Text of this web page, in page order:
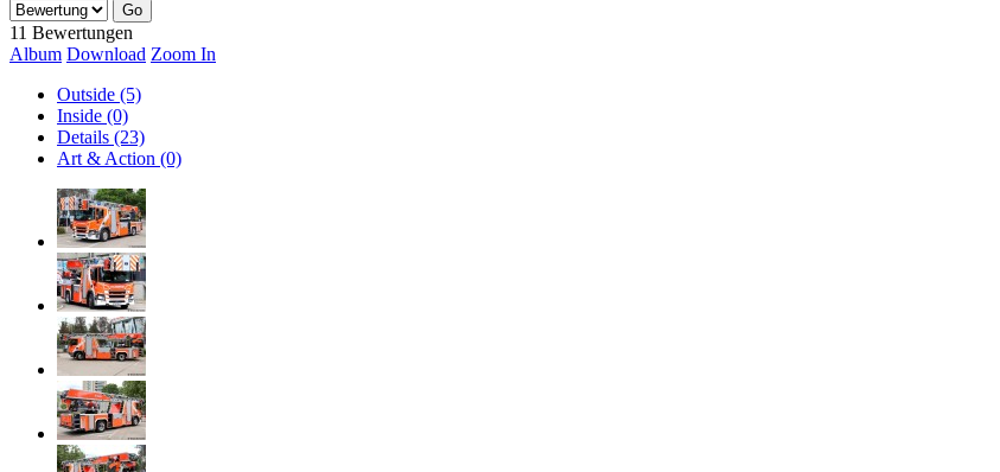
11 Bewertungen
Album Download Zoom In
Outside (5)
Inside (0)
Details (23)
Art & Action (0)